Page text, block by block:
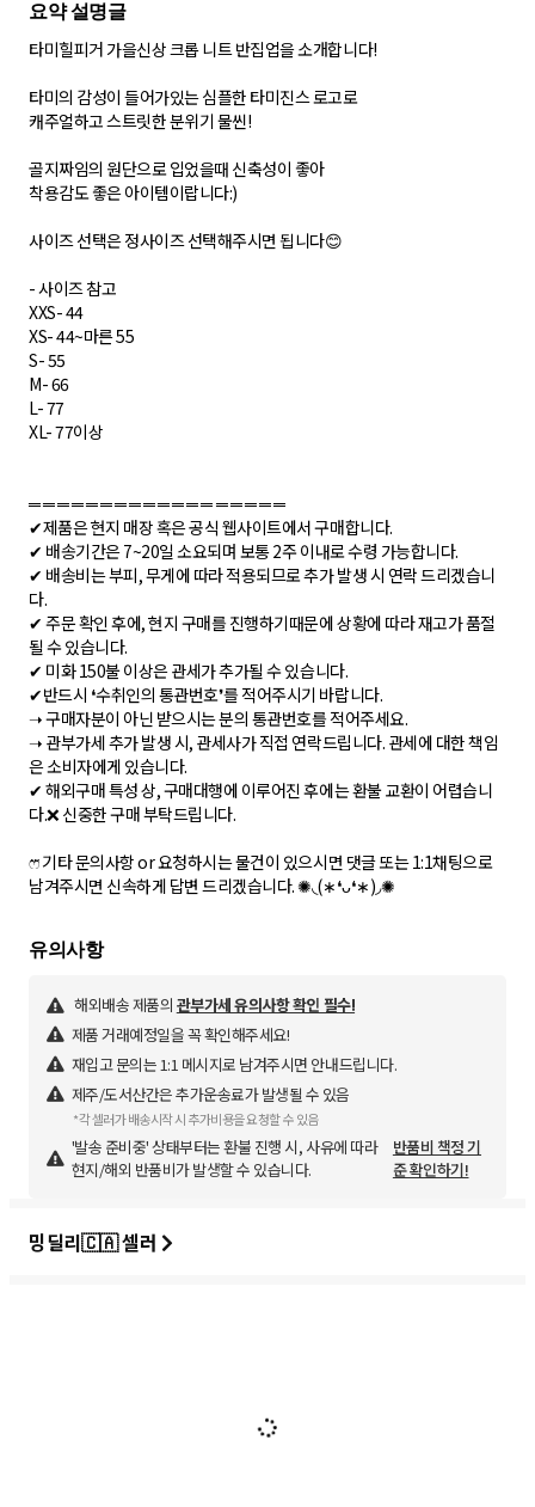
요약 설명글
타미힐피거 가을신상 크롭 니트 반집업을 소개합니다!
타미의 감성이 들어가있는 심플한 타미진스 로고로
캐주얼하고 스트릿한 분위기 물씬!
골지짜임의 원단으로 입었을때 신축성이 좋아
착용감도 좋은 아이템이랍니다:)
사이즈 선택은 정사이즈 선택해주시면 됩니다😊
- 사이즈 참고
XXS- 44
XS- 44~마른 55
S- 55
M- 66
L- 77
XL- 77이상
═ ═ ═ ═ ═ ═ ═ ═ ═ ═ ═ ═ ═ ═ ═ ═ ═ ═
✔제품은 현지 매장 혹은 공식 웹사이트에서 구매합니다.
✔ 배송기간은 7~20일 소요되며 보통 2주 이내로 수령 가능합니다.
✔ 배송비는 부피, 무게에 따라 적용되므로 추가 발생 시 연락 드리겠습니
다.
✔ 주문 확인 후에, 현지 구매를 진행하기때문에 상황에 따라 재고가 품절
될 수 있습니다.
✔ 미화 150불 이상은 관세가 추가될 수 있습니다.
✔반드시 ❛수취인의 통관번호❜를 적어주시기 바랍니다.
➝ 구매자분이 아닌 받으시는 분의 통관번호를 적어주세요.
➝ 관부가세 추가 발생 시, 관세사가 직접 연락드립니다. 관세에 대한 책임
은 소비자에게 있습니다.
✔ 해외구매 특성 상, 구매대행에 이루어진 후에는 환불 교환이 어렵습니
다.❌ 신중한 구매 부탁드립니다.
ෆ⃛ 기타 문의사항 or 요청하시는 물건이 있으시면 댓글 또는 1:1채팅으로
남겨주시면 신속하게 답변 드리겠습니다. ✺◟(∗❛ᴗ❛∗)◞✺
유의사항
해외배송 제품의 관부가세 유의사항 확인 필수!
제품 거래예정일을 꼭 확인해주세요!
재입고 문의는 1:1 메시지로 남겨주시면 안내드립니다.
제주/도서산간은 추가운송료가 발생될 수 있음
*각 셀러가 배송시작 시 추가비용을 요청할 수 있음
'발송 준비중' 상태부터는 환불 진행 시, 사유에 따라
현지/해외 반품비가 발생할 수 있습니다.
반품비 책정 기
준 확인하기!
밍딜리🇨🇦 셀러